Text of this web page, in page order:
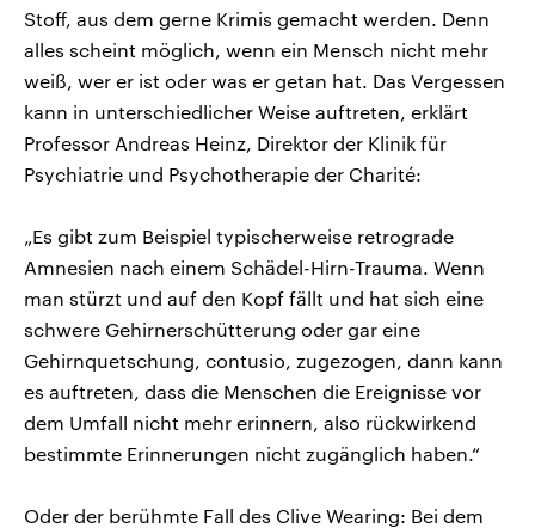
Stoff, aus dem gerne Krimis gemacht werden. Denn
alles scheint möglich, wenn ein Mensch nicht mehr
weiß, wer er ist oder was er getan hat. Das Vergessen
kann in unterschiedlicher Weise auftreten, erklärt
Professor Andreas Heinz, Direktor der Klinik für
Psychiatrie und Psychotherapie der Charité:
„Es gibt zum Beispiel typischerweise retrograde
Amnesien nach einem Schädel-Hirn-Trauma. Wenn
man stürzt und auf den Kopf fällt und hat sich eine
schwere Gehirnerschütterung oder gar eine
Gehirnquetschung, contusio, zugezogen, dann kann
es auftreten, dass die Menschen die Ereignisse vor
dem Umfall nicht mehr erinnern, also rückwirkend
bestimmte Erinnerungen nicht zugänglich haben.“
Oder der berühmte Fall des Clive Wearing: Bei dem